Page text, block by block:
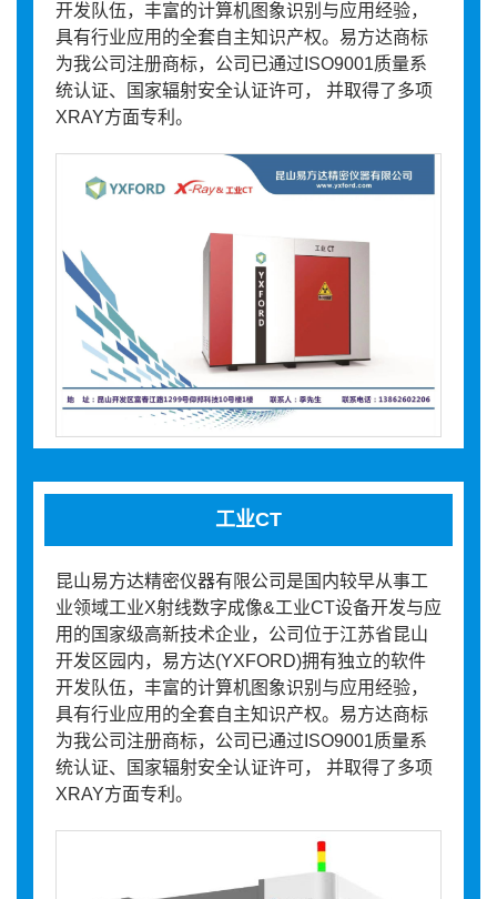
开发队伍，丰富的计算机图象识别与应用经验，
具有行业应用的全套自主知识产权。易方达商标
为我公司注册商标，公司已通过ISO9001质量系
统认证、国家辐射安全认证许可， 并取得了多项
XRAY方面专利。
工业CT
昆山易方达精密仪器有限公司是国内较早从事工
业领域工业X射线数字成像&工业CT设备开发与应
用的国家级高新技术企业，公司位于江苏省昆山
开发区园内，易方达(YXFORD)拥有独立的软件
开发队伍，丰富的计算机图象识别与应用经验，
具有行业应用的全套自主知识产权。易方达商标
为我公司注册商标，公司已通过ISO9001质量系
统认证、国家辐射安全认证许可， 并取得了多项
XRAY方面专利。